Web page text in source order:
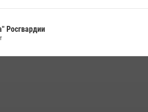
2
кражу на крупную сумму с охраняемого
(видео)
Росгвардии